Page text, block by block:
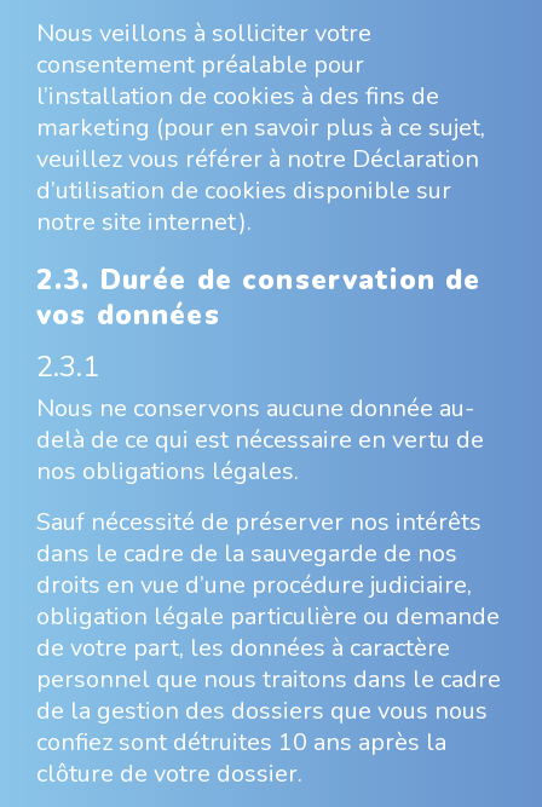
Nous veillons à solliciter votre
consentement préalable pour
l’installation de cookies à des fins de
marketing (pour en savoir plus à ce sujet,
veuillez vous référer à notre Déclaration
d’utilisation de cookies disponible sur
notre site internet).
2.3. Durée de conservation de
vos données
2.3.1
Nous ne conservons aucune donnée au-
delà de ce qui est nécessaire en vertu de
nos obligations légales.
Sauf nécessité de préserver nos intérêts
dans le cadre de la sauvegarde de nos
droits en vue d’une procédure judiciaire,
obligation légale particulière ou demande
de votre part, les données à caractère
personnel que nous traitons dans le cadre
de la gestion des dossiers que vous nous
confiez sont détruites 10 ans après la
clôture de votre dossier.